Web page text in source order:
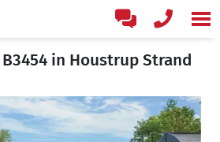
in Houstrup Strand